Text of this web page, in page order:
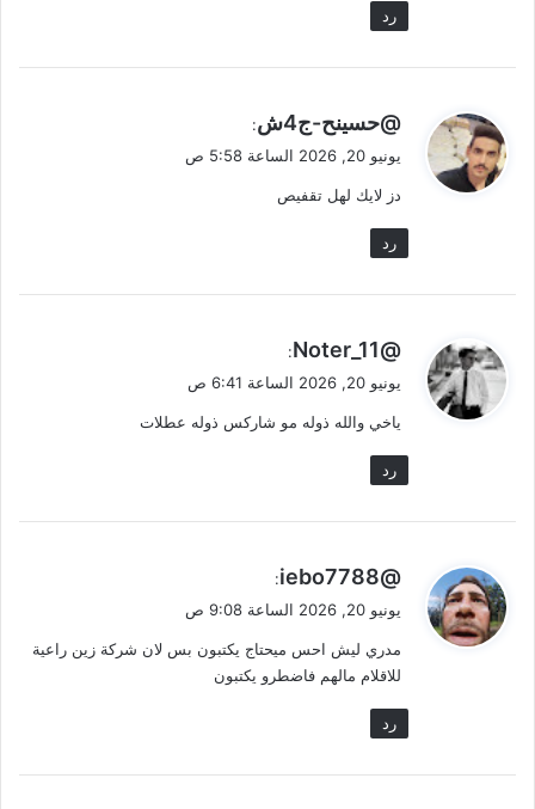
رد
ي
ل
@حسينح-ج4ش
:
يونيو 20, 2026 الساعة 5:58 ص
دز لايك لهل تقفيص
رد
ي
ل
@Noter_11
:
يونيو 20, 2026 الساعة 6:41 ص
ياخي والله ذوله مو شاركس ذوله عطلات
رد
ي
ل
@iebo7788
:
يونيو 20, 2026 الساعة 9:08 ص
مدري ليش احس ميحتاج يكتبون بس لان شركة زين راعية
للاقلام مالهم فاضطرو يكتبون
رد